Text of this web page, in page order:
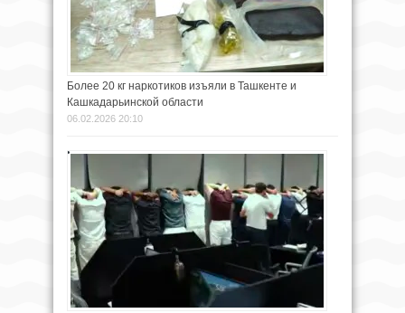
Более 20 кг наркотиков изъяли в Ташкенте и
Кашкадарьинской области
06.02.2026 20:10